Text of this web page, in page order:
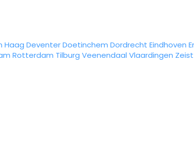
Haag DeventerDoetinchem Dordrecht Eindhoven
Rotterdam Tilburg Veenendaal Vlaardingen Zeist